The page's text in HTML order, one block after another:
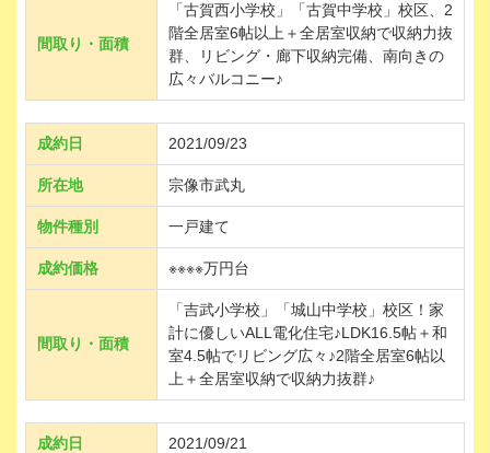
間取り・面積
「古賀西小学校」「古賀中学校」校区、2
階全居室6帖以上＋全居室収納で収納力抜
群、リビング・廊下収納完備、南向きの
広々バルコニー♪
成約日 2021/09/23
所在地 宗像市武丸
物件種別 一戸建て
成約価格 ※※※※万円台
間取り・面積
「吉武小学校」「城山中学校」校区！家
計に優しいALL電化住宅♪LDK16.5帖＋和
室4.5帖でリビング広々♪2階全居室6帖以
上＋全居室収納で収納力抜群♪
成約日 2021/09/21